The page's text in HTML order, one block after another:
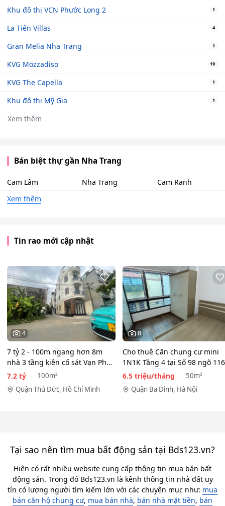
Khu đô thị VCN Phước Long 2 1
La Tiên Villas 4
Gran Melia Nha Trang 1
KVG Mozzadiso 19
KVG The Capella 1
Khu đô thị Mỹ Gia 1
Xem thêm
Bán biệt thự gần Nha Trang
Cam Lâm Nha Trang
Cam Ranh
Xem thêm
Tin rao mới cập nhật
4
7 tỷ 2 - 100m ngang hơn 8m
nhà 3 tầng kiên cố sát Vạn Phúc
City - HẺM XE HƠI…
7.2 tỷ
100m²
Quận Thủ Đức, Hồ Chí Minh
8
Cho thuê Căn chung cư mini
1N1K Tầng 4 tại Số 98 ngõ 116
Phan Kế Bính, Ba Đình.…
6.5 triệu/tháng
50m²
Quận Ba Đình, Hà Nội
Tại sao nên tìm mua bất động sản tại Bds123.vn?
Hiện có rất nhiều website cung cấp thông tin mua bán bất
động sản. Trong đó Bds123.vn là kênh thông tin nhà đất uy
tín có lượng người tìm kiếm lớn với các chuyên mục như: mua
bán căn hộ chung cư, mua bán nhà, bán nhà mặt tiền, bán